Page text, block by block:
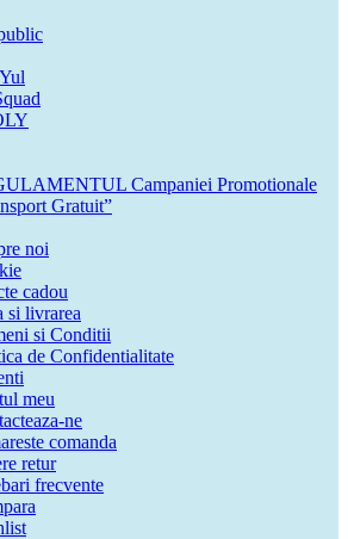
Campaniei Promotionale
Gratuit”
noi
cadou
si livrarea
si Conditii
de Confidentialitate
meu
ne
comanda
retur
frecvente